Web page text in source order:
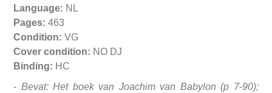
Language: NL
Pages: 463
Condition: VG
Cover condition: NO DJ
Binding: HC
- Bevat: Het boek van Joachim van Babylon (p 7-90);